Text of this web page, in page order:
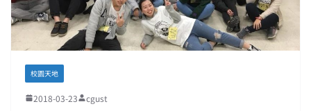
校園天地
2018-03-23 cgust